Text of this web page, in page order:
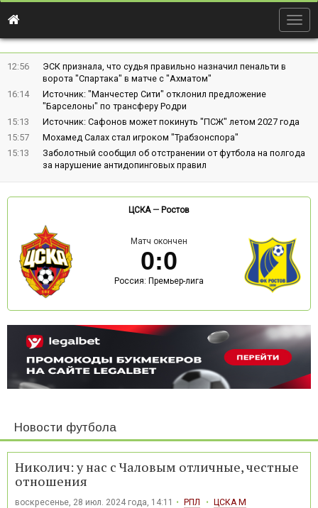
12:56
ЭСК признала, что судья правильно назначил пенальти в
ворота "Спартака" в матче с "Ахматом"
16:14
Источник: "Манчестер Сити" отклонил предложение
"Барселоны" по трансферу Родри
15:13
Источник: Сафонов может покинуть "ПСЖ" летом 2027 года
15:57
Мохамед Салах стал игроком "Трабзонспора"
15:13
Заболотный сообщил об отстранении от футбола на полгода
за нарушение антидопинговых правил
ЦСКА— Ростов
Матч окончен
0:0
Россия: Премьер-лига
Новости футбола
Николич: у нас с Чаловым отличные, честные
отношения
воскресенье, 28 июл. 2024 года, 14:11 РПЛ ЦСКА М